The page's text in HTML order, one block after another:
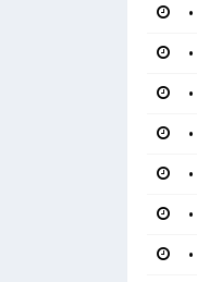
•
•
•
•
•
•
•